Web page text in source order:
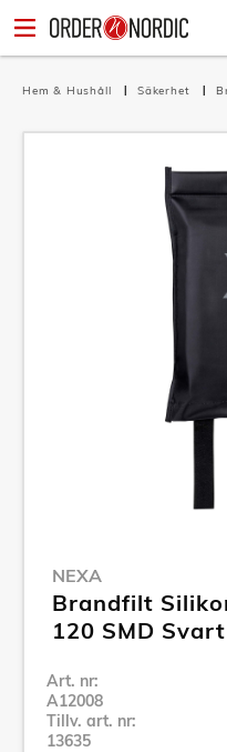
Hem & Hushåll Säkerhet
NEXA
Brandfilt
120 SMD Svart
Art. nr:
A12008
Tillv. art. nr:
13635